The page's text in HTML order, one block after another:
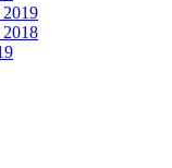
2019
2018